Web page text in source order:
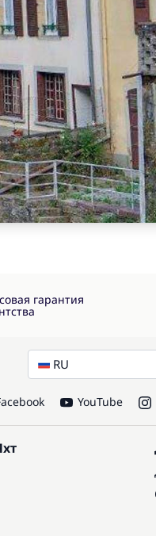
гарантия
RU
YouTube